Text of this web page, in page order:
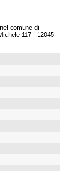
comune di
117 - 12045